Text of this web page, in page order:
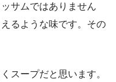
サムではありません
るような味です。その
スープだと思います。